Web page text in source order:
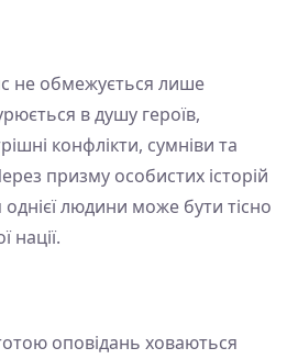
не обмежується лише
в душу героїв,
конфлікти, сумніви та
призму особистих історій
людини може бути тісно
нації.
оповідань ховаються